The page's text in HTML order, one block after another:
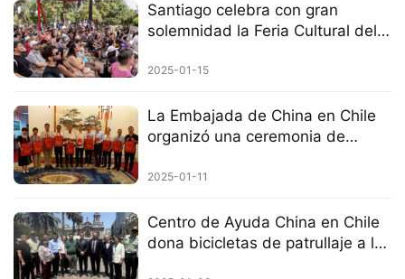
Santiago celebra con gran
solemnidad la Feria Cultural del
Serpiente.
2025-01-15
La Embajada de China en Chile
organizó una ceremonia de
Nuevo y sostuvo un encuentro
comunidad china.
2025-01-11
Centro de Ayuda China en Chile
dona bicicletas de patrullaje a la